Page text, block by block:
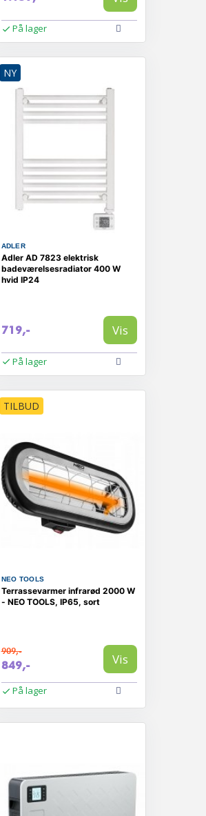
På lager
NY
ADLER
Adler AD 7823 elektrisk
badeværelsesradiator 400 W
hvid IP24
719,- Vis
På lager
TILBUD
NEO TOOLS
Terrassevarmer infrarød 2000 W
- NEO TOOLS, IP65, sort
909,-
849,- Vis
På lager